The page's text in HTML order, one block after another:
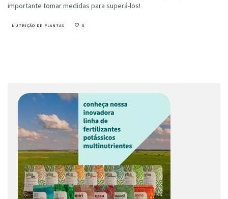
importante tomar medidas para superá-los!
NUTRIÇÃO DE PLANTAS 0